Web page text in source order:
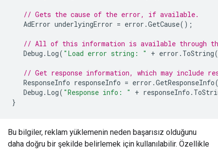
// Gets the cause of the error, if available.
AdError underlyingError = error .GetCause();
// All of this information is available through
Debug . Log( "Load error string: " + error . ToString
// Get response information, which may include
ResponseInfo responseInfo = error .GetResponseInfo
Debug . Log( "Response info: " + responseInfo .
}
Bu bilgiler, reklam yüklemenin neden başarısız olduğunu
daha doğru bir şekilde belirlemek için kullanılabilir. Özellikle